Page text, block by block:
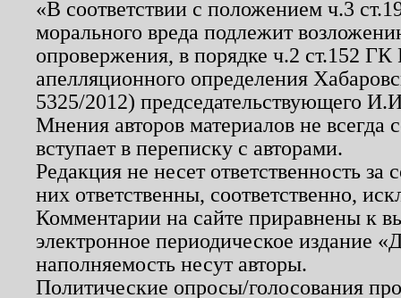
«В соответствии с положением ч.3
морального вреда подлежит
опровержения, в порядке ч.2 ст.152
апелляционного определения
5325/2012) председательствующего
Мнения авторов материалов не
вступает в переписку с авторами.
Редакция не несет ответственность
них ответственны, соответственно,
Комментарии на сайте приравнены к
электронное периодическое издание
наполняемость несут авторы.
Политические опросы/голосования